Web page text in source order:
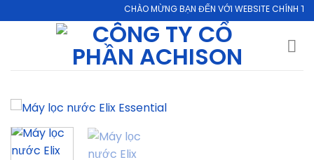
to
CHÀO MỪNG BẠN ĐẾN VỚI WEBSITE CHÍNH THỨC